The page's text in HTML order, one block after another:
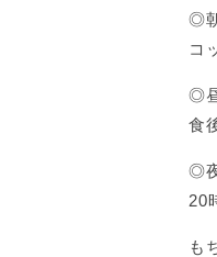
◎
コ
◎
食
◎
20
も